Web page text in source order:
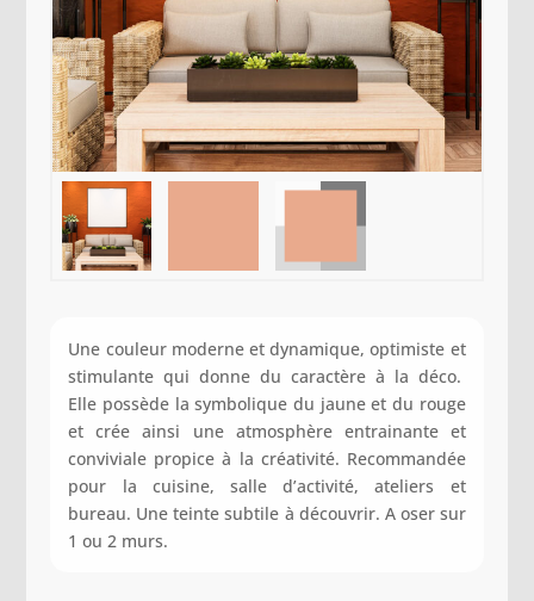
Une couleur moderne et dynamique, optimiste et
stimulante qui donne du caractère à la déco.
Elle possède la symbolique du jaune et du rouge
et crée ainsi une atmosphère entrainante et
conviviale propice à la créativité. Recommandée
pour la cuisine, salle d’activité, ateliers et
bureau. Une teinte subtile à découvrir. A oser sur
1 ou 2 murs.